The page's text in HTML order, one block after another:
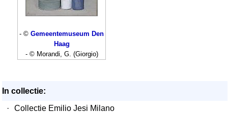
- © Gemeentemuseum Den
Haag
- © Morandi, G. (Giorgio)
In collectie:
·
Collectie Emilio Jesi Milano